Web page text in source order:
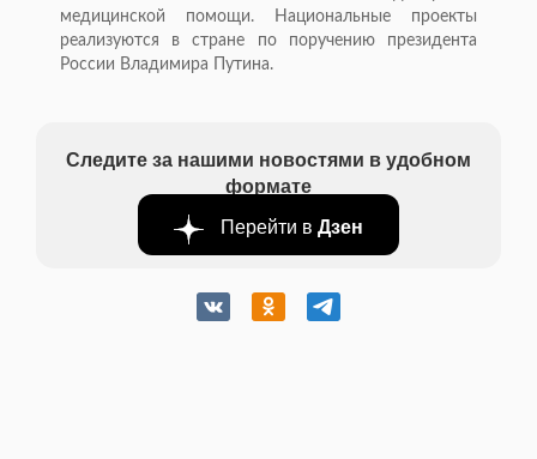
медицинской помощи. Национальные проекты
реализуются в стране по поручению президента
России Владимира Путина.
Следите за нашими новостями в удобном
формате
Перейти в Дзен